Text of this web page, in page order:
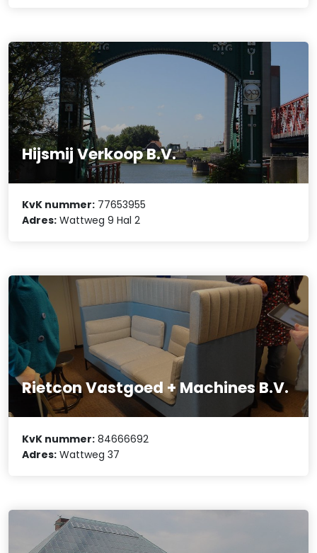
Hijsmij Verkoop B.V.
KvK nummer: 77653955
Adres: Wattweg 9 Hal 2
Rietcon Vastgoed + Machines B.V.
KvK nummer: 84666692
Adres: Wattweg 37